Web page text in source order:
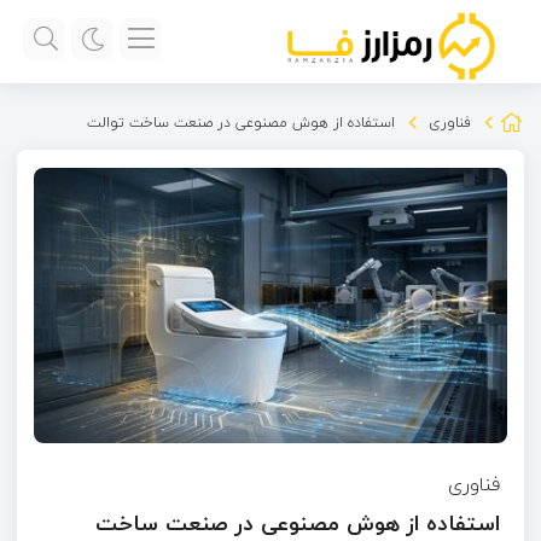
فناوری استفاده از هوش مصنوعی در صنعت ساخت توالت
فناوری
استفاده از هوش مصنوعی در صنعت ساخت